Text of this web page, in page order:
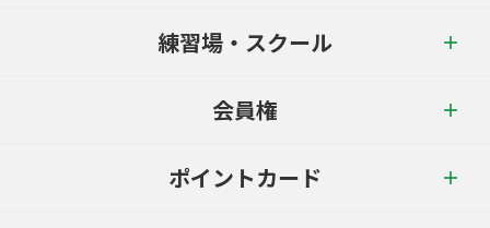
練習場・スクール
会員権
ポイントカード